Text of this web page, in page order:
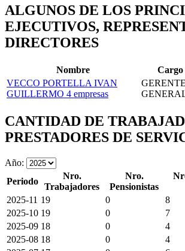
ALGUNOS DE LOS
EJECUTIVOS,
DIRECTORES
Nombre Cargo
VECCO PORTELLA IVAN
GUILLERMO 4 empresas
GERENTE
CANTIDAD DE
PRESTADORES DE
Año:
Periodo
Nro.
Trabajadores
Nro.
Pensionistas
2025-11 19 0
8
2025-10 19 0
7
2025-09 18 0
4
2025-08 18 0
4